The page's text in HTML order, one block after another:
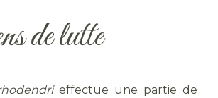
de lutte
effectue une partie de